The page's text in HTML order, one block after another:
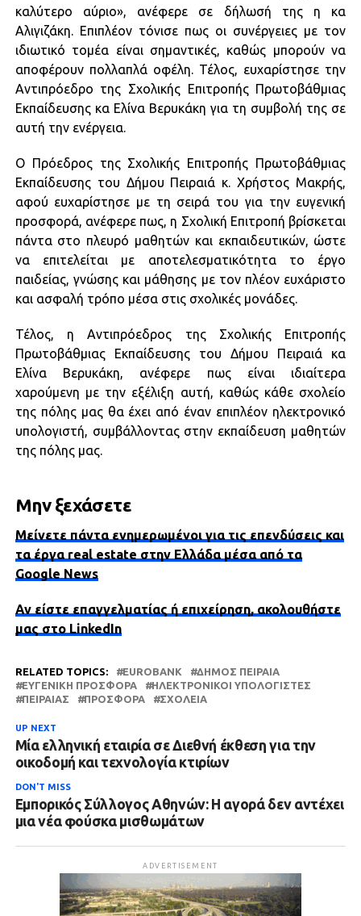
καλύτερο αύριο», ανέφερε σε δήλωσή της η κα
Αλιγιζάκη. Επιπλέον τόνισε πως οι συνέργειες με τον
ιδιωτικό τομέα είναι σημαντικές, καθώς μπορούν να
αποφέρουν πολλαπλά οφέλη. Τέλος, ευχαρίστησε την
Αντιπρόεδρο της Σχολικής Επιτροπής Πρωτοβάθμιας
Εκπαίδευσης κα Ελίνα Βερυκάκη για τη συμβολή της σε
αυτή την ενέργεια.
Ο Πρόεδρος της Σχολικής Επιτροπής Πρωτοβάθμιας
Εκπαίδευσης του Δήμου Πειραιά κ. Χρήστος Μακρής,
αφού ευχαρίστησε με τη σειρά του για την ευγενική
προσφορά, ανέφερε πως, η Σχολική Επιτροπή βρίσκεται
πάντα στο πλευρό μαθητών και εκπαιδευτικών, ώστε
να επιτελείται με αποτελεσματικότητα το έργο
παιδείας, γνώσης και μάθησης με τον πλέον ευχάριστο
και ασφαλή τρόπο μέσα στις σχολικές μονάδες.
Τέλος, η Αντιπρόεδρος της Σχολικής Επιτροπής
Πρωτοβάθμιας Εκπαίδευσης του Δήμου Πειραιά κα
Ελίνα Βερυκάκη, ανέφερε πως είναι ιδιαίτερα
χαρούμενη με την εξέλιξη αυτή, καθώς κάθε σχολείο
της πόλης μας θα έχει από έναν επιπλέον ηλεκτρονικό
υπολογιστή, συμβάλλοντας στην εκπαίδευση μαθητών
της πόλης μας.
Μην ξεχάσετε
Μείνετε πάντα ενημερωμένοι για τις επενδύσεις και
τα έργα real estate στην Ελλάδα μέσα από τα
Google News
Αν είστε επαγγελματίας ή επιχείρηση, ακολουθήστε
μας στο LinkedIn
RELATED TOPICS: EUROBANK
ΔΉΜΟΣ ΠΕΙΡΑΙΆ
ΕΥΓΕΝΙΚΉ ΠΡΟΣΦΟΡΆ
ΗΛΕΚΤΡΟΝΙΚΟΊ ΥΠΟΛΟΓΙΣΤΈΣ
ΠΕΙΡΑΙΆΣ
ΠΡΟΣΦΟΡΆ ΣΧΟΛΕΊΑ
UP NEXT
Μία ελληνική εταιρία σε Διεθνή έκθεση για την
οικοδομή και τεχνολογία κτιρίων
DON'T MISS
Εμπορικός Σύλλογος Αθηνών: Η αγορά δεν αντέχει
μια νέα φούσκα μισθωμάτων
ADVERTISEMENT